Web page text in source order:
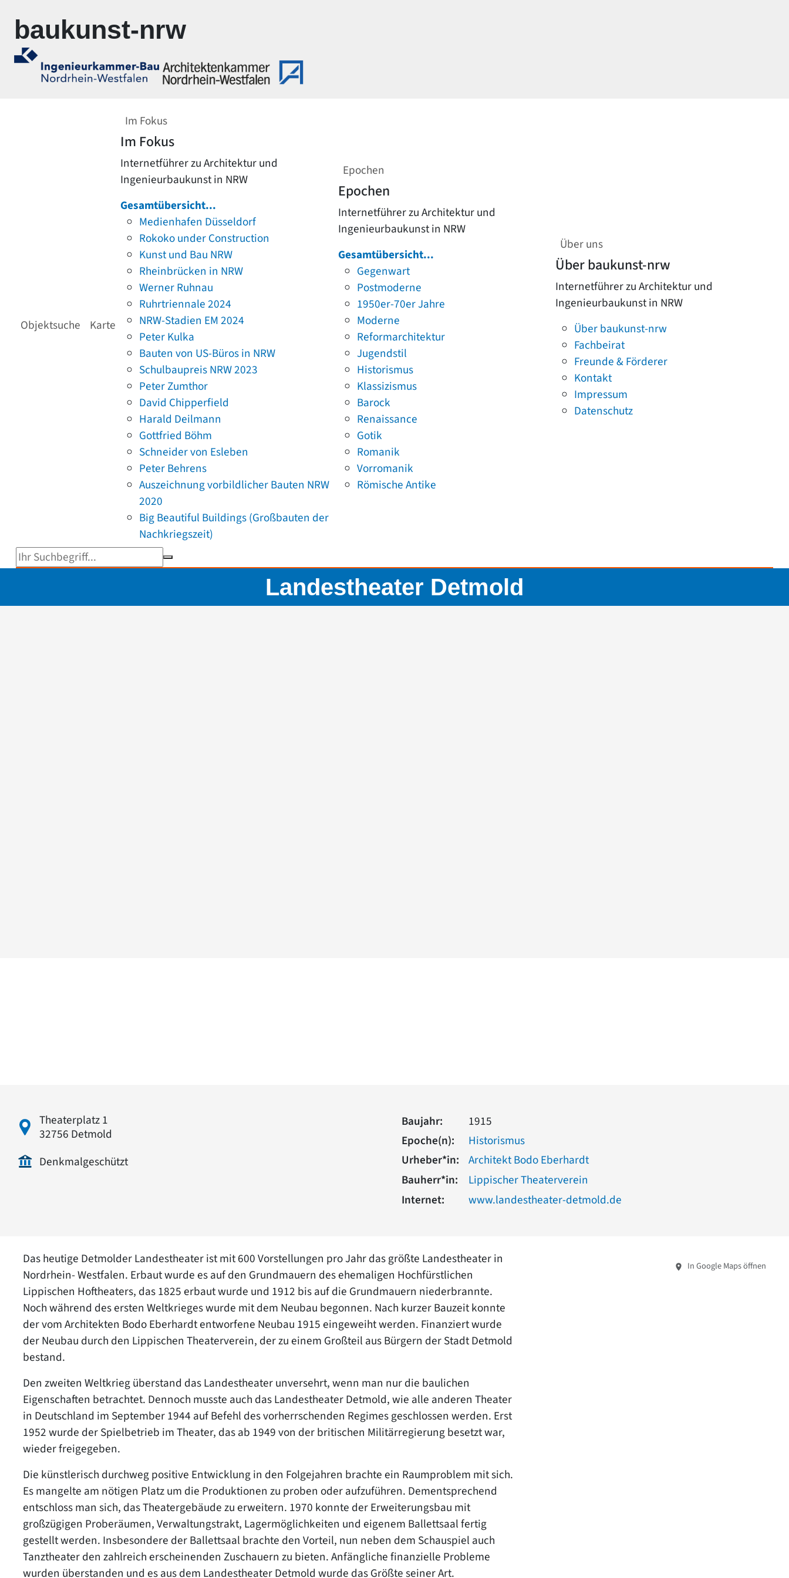
baukunst-nrw
Objektsuche Karte
Im Fokus
Im Fokus
Internetführer zu Architektur und
Ingenieurbaukunst in NRW
Gesamtübersicht...
Medienhafen Düsseldorf
Rokoko under Construction
Kunst und Bau NRW
Rheinbrücken in NRW
Werner Ruhnau
Ruhrtriennale 2024
NRW-Stadien EM 2024
Peter Kulka
Bauten von US-Büros in NRW
Schulbaupreis NRW 2023
Peter Zumthor
David Chipperfield
Harald Deilmann
Gottfried Böhm
Schneider von Esleben
Peter Behrens
Auszeichnung vorbildlicher Bauten NRW
2020
Big Beautiful Buildings (Großbauten der
Nachkriegszeit)
Epochen
Epochen
Internetführer zu Architektur und
Ingenieurbaukunst in NRW
Gesamtübersicht...
Gegenwart
Postmoderne
1950er-70er Jahre
Moderne
Reformarchitektur
Jugendstil
Historismus
Klassizismus
Barock
Renaissance
Gotik
Romanik
Vorromanik
Römische Antike
Über uns
Über baukunst-nrw
Internetführer zu Architektur und
Ingenieurbaukunst in NRW
Über baukunst-nrw
Fachbeirat
Freunde & Förderer
Kontakt
Impressum
Datenschutz
Suchbegriff eingeben
Landestheater Detmold
Theaterplatz 1
32756 Detmold
Denkmalgeschützt
Baujahr:
1915
Epoche(n):
Historismus
Urheber*in:
Architekt Bodo Eberhardt
Bauherr*in:
Lippischer Theaterverein
Internet:
www.landestheater-detmold.de
Das heutige Detmolder Landestheater ist mit 600 Vorstellungen pro Jahr das größte Landestheater in
Nordrhein- Westfalen. Erbaut wurde es auf den Grundmauern des ehemaligen Hochfürstlichen
Lippischen Hoftheaters, das 1825 erbaut wurde und 1912 bis auf die Grundmauern niederbrannte.
Noch während des ersten Weltkrieges wurde mit dem Neubau begonnen. Nach kurzer Bauzeit konnte
der vom Architekten Bodo Eberhardt entworfene Neubau 1915 eingeweiht werden. Finanziert wurde
der Neubau durch den Lippischen Theaterverein, der zu einem Großteil aus Bürgern der Stadt Detmold
bestand.
Den zweiten Weltkrieg überstand das Landestheater unversehrt, wenn man nur die baulichen
Eigenschaften betrachtet. Dennoch musste auch das Landestheater Detmold, wie alle anderen Theater
in Deutschland im September 1944 auf Befehl des vorherrschenden Regimes geschlossen werden. Erst
1952 wurde der Spielbetrieb im Theater, das ab 1949 von der britischen Militärregierung besetzt war,
wieder freigegeben.
Die künstlerisch durchweg positive Entwicklung in den Folgejahren brachte ein Raumproblem mit sich.
Es mangelte am nötigen Platz um die Produktionen zu proben oder aufzuführen. Dementsprechend
entschloss man sich, das Theatergebäude zu erweitern. 1970 konnte der Erweiterungsbau mit
großzügigen Proberäumen, Verwaltungstrakt, Lagermöglichkeiten und eigenem Ballettsaal fertig
gestellt werden. Insbesondere der Ballettsaal brachte den Vorteil, nun neben dem Schauspiel auch
Tanztheater den zahlreich erscheinenden Zuschauern zu bieten. Anfängliche finanzielle Probleme
wurden überstanden und es aus dem Landestheater Detmold wurde das Größte seiner Art.
In Google Maps öffnen